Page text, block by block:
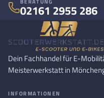
02161 2955 286
Dein Fachhandel für E-
Meisterwerkstatt in
INFORMATIONEN